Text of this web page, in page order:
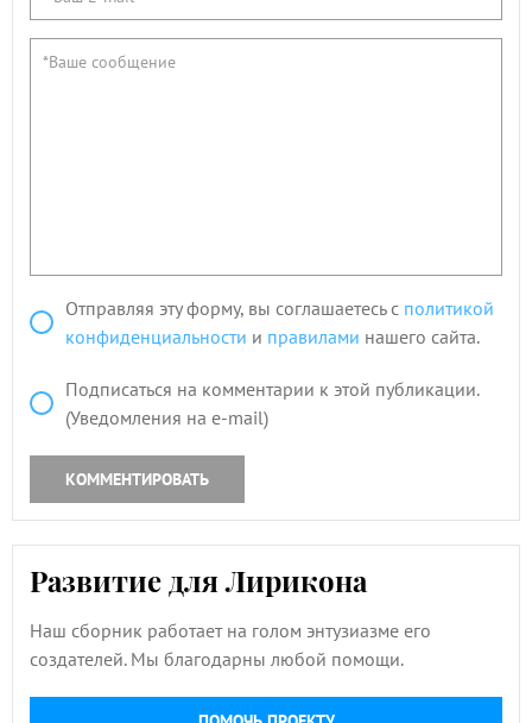
Отправляя эту форму, вы соглашаетесь с политикой
конфиденциальности и правилами нашего сайта.
Подписаться на комментарии к этой публикации.
(Уведомления на e-mail)
КОММЕНТИРОВАТЬ
Развитие для Лирикона
Наш сборник работает на голом энтузиазме его
создателей. Мы благодарны любой помощи.